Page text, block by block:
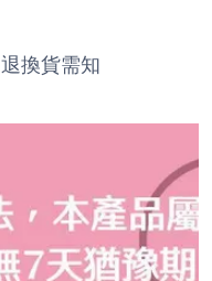
退換貨需知